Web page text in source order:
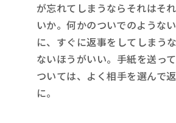
が忘れてしまうならそれはそ
いか。何かのついでのような
に、すぐに返事をしてしまう
ないほうがいい。手紙を送っ
ついては、よく相手を選んで
に。